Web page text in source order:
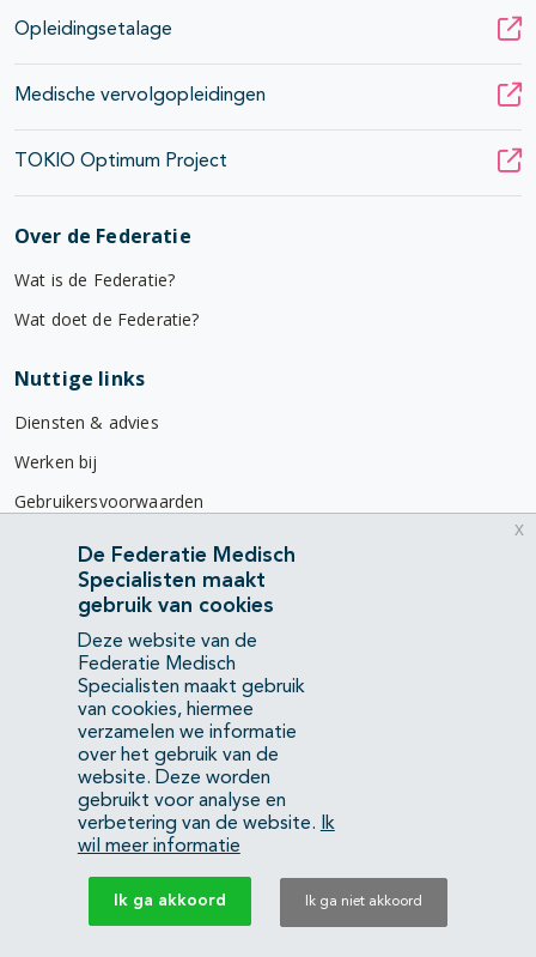
Opleidingsetalage
Medische vervolgopleidingen
TOKIO Optimum Project
Over de Federatie
Wat is de Federatie?
Wat doet de Federatie?
Nuttige links
Diensten & advies
Werken bij
Gebruikersvoorwaarden
Privacyverklaring
Contact
Mercatorlaan 1200
3528 BL Utrecht
(088) 505 34 34
info@richtlijnendatabase.nl
YouTubeLinkedIn
KvK Federatie Medisch Specialisten:40483480
Privacyverklaring
De Federatie Medisch
Specialisten maakt
gebruik van cookies
Deze website van de
Federatie Medisch
Specialisten maakt gebruik
van cookies, hiermee
verzamelen we informatie
over het gebruik van de
website. Deze worden
gebruikt voor analyse en
verbetering van de website.
Ik
wil meer informatie
Ik ga akkoord Ik ga niet akkoord
x